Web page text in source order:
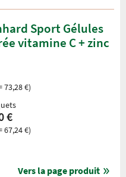
Sport Gélules
vitamine C + zinc
73,28 €)
€
67,24 €)
Vers la page produit